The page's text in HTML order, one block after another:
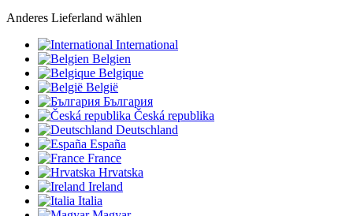
Anderes Lieferland wählen
International
Belgien
Belgique
België
България
Česká republika
Deutschland
España
France
Hrvatska
Ireland
Italia